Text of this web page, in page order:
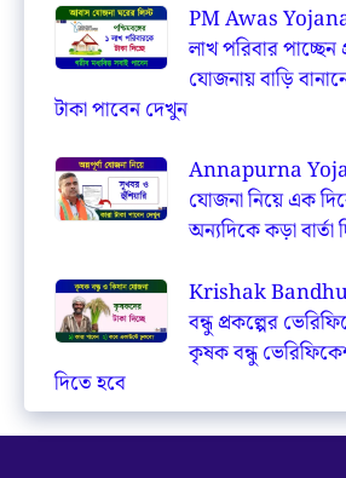
PM Awas
লাখ পরিবার পাচ্ছেন
যোজনায় বাড়ি
টাকা পাবেন দেখুন
Annapurna
যোজনা নিয়ে এক
অন্যদিকে কড়া বার্তা
Krishak
বন্ধু প্রকল্পের
কৃষক বন্ধু
দিতে হবে